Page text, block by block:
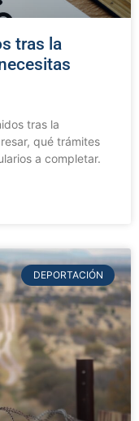
tras la
tras la
qué trámites
a completar.
DEPORTACIÓN